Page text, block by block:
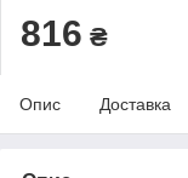
816 ₴
Опис Доставка